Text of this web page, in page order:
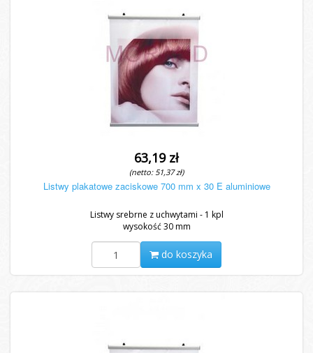
63,19 zł
(netto: 51,37 zł)
Listwy plakatowe zaciskowe 700 mm x 30 E aluminiowe
Listwy srebrne z uchwytami - 1 kpl
wysokość 30 mm
do koszyka